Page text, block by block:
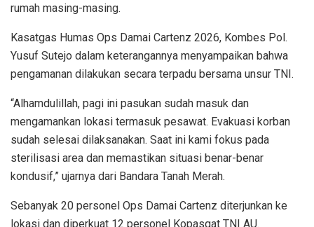
rumah masing-masing.
Kasatgas Humas Ops Damai Cartenz 2026, Kombes Pol.
Yusuf Sutejo dalam keterangannya menyampaikan bahwa
pengamanan dilakukan secara terpadu bersama unsur TNI.
“Alhamdulillah, pagi ini pasukan sudah masuk dan
mengamankan lokasi termasuk pesawat. Evakuasi korban
sudah selesai dilaksanakan. Saat ini kami fokus pada
sterilisasi area dan memastikan situasi benar-benar
kondusif,” ujarnya dari Bandara Tanah Merah.
Sebanyak 20 personel Ops Damai Cartenz diterjunkan ke
lokasi dan diperkuat 12 personel Kopasgat TNI AU.